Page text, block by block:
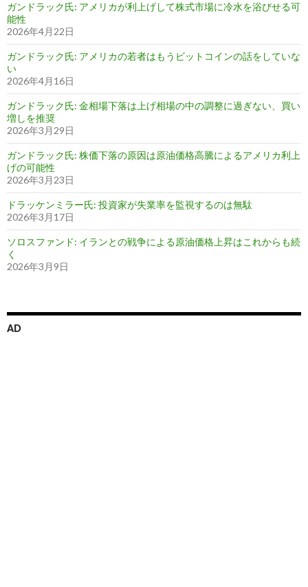
ガンドラック氏: アメリカが利上げして株式市場に冷水を浴びせる可
能性
2026年4月22日
ガンドラック氏: アメリカの若者はもうビットコインの話をしていな
い
2026年4月16日
ガンドラック氏: 金相場下落は上げ相場の中の調整に過ぎない、買い
増しを推奨
2026年3月29日
ガンドラック氏: 株価下落の原因は原油価格高騰によるアメリカ利上
げの可能性
2026年3月23日
ドラッケンミラー氏: 投資家が失業率を監視するのは無駄
2026年3月17日
ソロスファンド: イランとの戦争による原油価格上昇はこれからも続
く
2026年3月9日
AD